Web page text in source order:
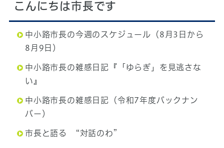
こんにちは市長です
中小路市長の今週のスケジュール（8月3日から
8月9日）
中小路市長の雑感日記『「ゆらぎ」を見逃さな
い』
中小路市長の雑感日記（令和7年度バックナン
バー）
市長と語る “対話のわ”